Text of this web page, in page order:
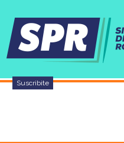
Suscribite